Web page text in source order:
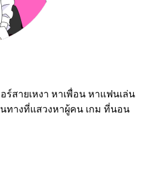
ร์สายเหงา หาเพื่อน หาแฟนเล่น
นทางที่แสวงหาผู้คน เกม ที่นอน